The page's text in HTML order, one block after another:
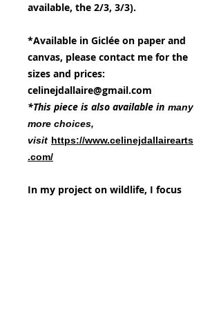
available, the 2/3, 3/3).
*Available in Giclée on paper and
canvas, please contact me for the
sizes and prices:
celinejdallaire@gmail.com
*This piece is also available in many
more choices,
visit https://www.celinejdallairearts
.com/
In my project on wildlife, I focus